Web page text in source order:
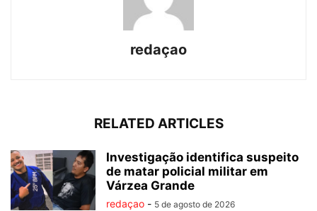
redaçao
RELATED ARTICLES
Investigação identifica suspeito
de matar policial militar em
Várzea Grande
redaçao - 5 de agosto de 2026